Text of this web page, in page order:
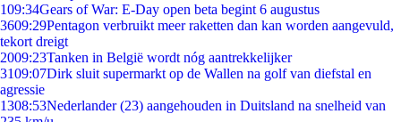
109:34Gears of War: E-Day open beta begint 6 augustus
3609:29Pentagon verbruikt meer raketten dan kan worden aangevuld,
tekort dreigt
2009:23Tanken in België wordt nóg aantrekkelijker
3109:07Dirk sluit supermarkt op de Wallen na golf van diefstal en
agressie
1308:53Nederlander (23) aangehouden in Duitsland na snelheid van